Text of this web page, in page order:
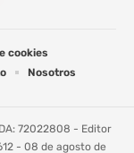
cookies
Nosotros
72022808 - Editor
- 08 de agosto de